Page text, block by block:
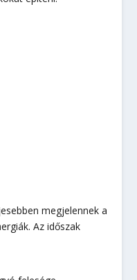
megjelennek a
Az időszak